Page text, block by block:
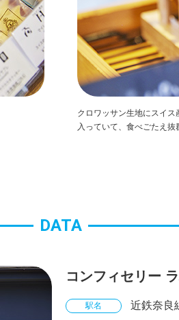
クロワッサン生地にスイ
入っていて、食べごたえ抜
DATA
コンフィセリー
駅名 近鉄奈良